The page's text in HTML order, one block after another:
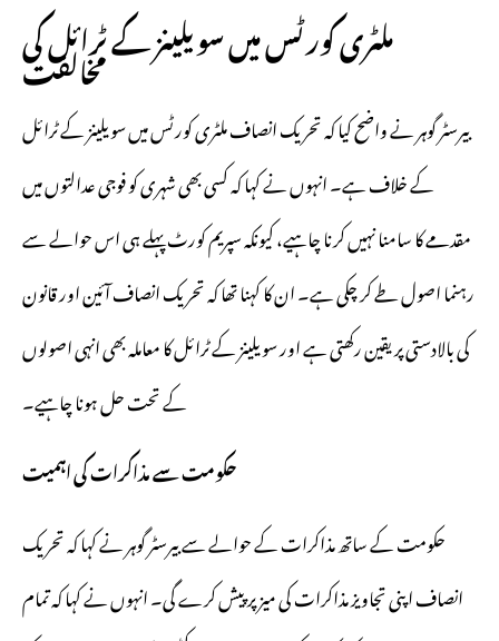
ملٹری کورٹس میں سویلینز کے ٹرائل کی
مخالفت
بیرسٹر گوہر نے واضح کیا کہ تحریک انصاف ملٹری کورٹس میں سویلینز کے ٹرائل
کے خلاف ہے۔ انہوں نے کہا کہ کسی بھی شہری کو فوجی عدالتوں میں
مقدمے کا سامنا نہیں کرنا چاہیے، کیونکہ سپریم کورٹ پہلے ہی اس حوالے سے
رہنما اصول طے کر چکی ہے۔ ان کا کہنا تھا کہ تحریک انصاف آئین اور قانون
کی بالادستی پر یقین رکھتی ہے اور سویلینز کے ٹرائل کا معاملہ بھی انہی اصولوں
کے تحت حل ہونا چاہیے۔
حکومت سے مذاکرات کی اہمیت
حکومت کے ساتھ مذاکرات کے حوالے سے بیرسٹر گوہر نے کہا کہ تحریک
انصاف اپنی تجاویز مذاکرات کی میز پر پیش کرے گی۔ انہوں نے کہا کہ تمام